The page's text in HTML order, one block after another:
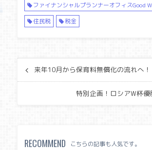
ファイナンシャルプランナーオフィスGood
住民税
税金
来年10月から保育料無償化の流れへ！
特別企画！ロシアW杯優
RECOMMEND こちらの記事も人気です。